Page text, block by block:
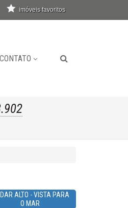
imóveis favoritos
CONTATO
ALTO - VISTA PARA
O MAR